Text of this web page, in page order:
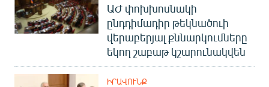
ԱԺ փոխխոսնակի
ընդդիմադիր թեկնածուի
վերաբերյալ քննարկումները
եկող շաբաթ կշարունակվեն
ԻՐԱՎՈՒՆՔ